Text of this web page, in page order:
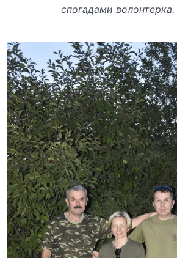
спогадами волонтерка.